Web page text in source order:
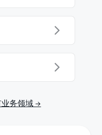
务领域 →